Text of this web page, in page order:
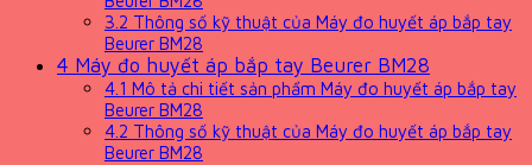
3.2 Thông số kỹ thuật của Máy đo huyết áp bắp tay
Beurer BM28
4 Máy đo huyết áp bắp tay Beurer BM28
4.1 Mô tả chi tiết sản phẩm Máy đo huyết áp bắp tay
Beurer BM28
4.2 Thông số kỹ thuật của Máy đo huyết áp bắp tay
Beurer BM28